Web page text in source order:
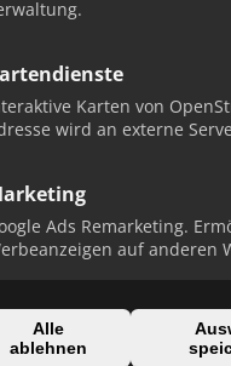
Karten von
wird an externe
Ads Remarketing.
auf anderen
Alle
ablehnen
Sie monatliche Ranking-